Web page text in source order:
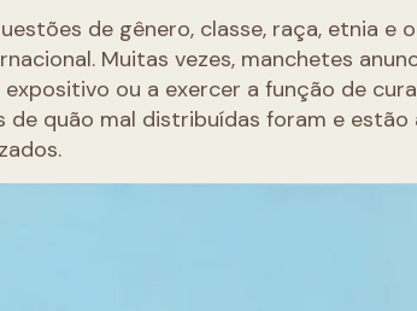
de gênero, classe, raça, etnia e
Muitas vezes, manchetes
ou a exercer a função de
quão mal distribuídas foram e